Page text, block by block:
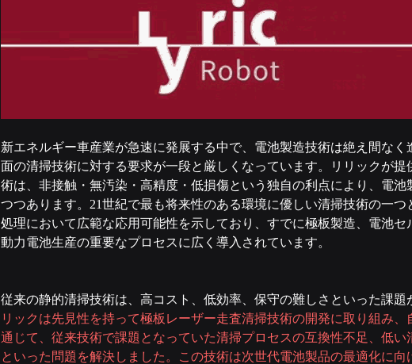
新エネルギー車産業が急速に発展する中で、電池製造技術は絶え間な
面の清掃技術に対する要求が一段と厳しくなっています。リリックが
術は、非接触・無汚染・高精度・低損傷という独自の利点により、電池
つつあります。21世紀で最も将来性のある環境に優しい清掃技術の一
処理において広範な応用可能性を示しており、すでに極板製造、電池セ
動力電池生産の重要なプロセスに広く導入されています。
従来の静的清掃技術は、高コスト、低効率、保守の難しさといった課題
リックは先見性を持って極板レーザー走査清掃技術の開発に取り組み
通じて、従来技術で課題となっていた清掃プロセスの互換性不足、低
といった問題を解決しました。この技術は次世代電池製品の最適化に向